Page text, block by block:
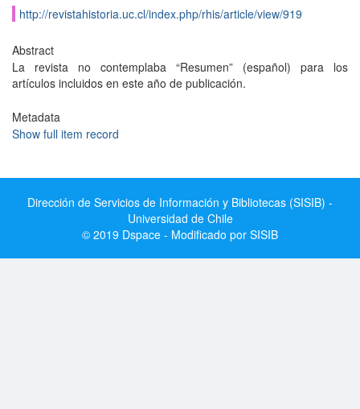
http://revistahistoria.uc.cl/index.php/rhis/article/view/919
Abstract
La revista no contemplaba “Resumen” (español) para los
artículos incluidos en este año de publicación.
Metadata
Show full item record
Dirección de Servicios de Información y Bibliotecas (SISIB) -
Universidad de Chile
© 2019 Dspace - Modificado por SISIB